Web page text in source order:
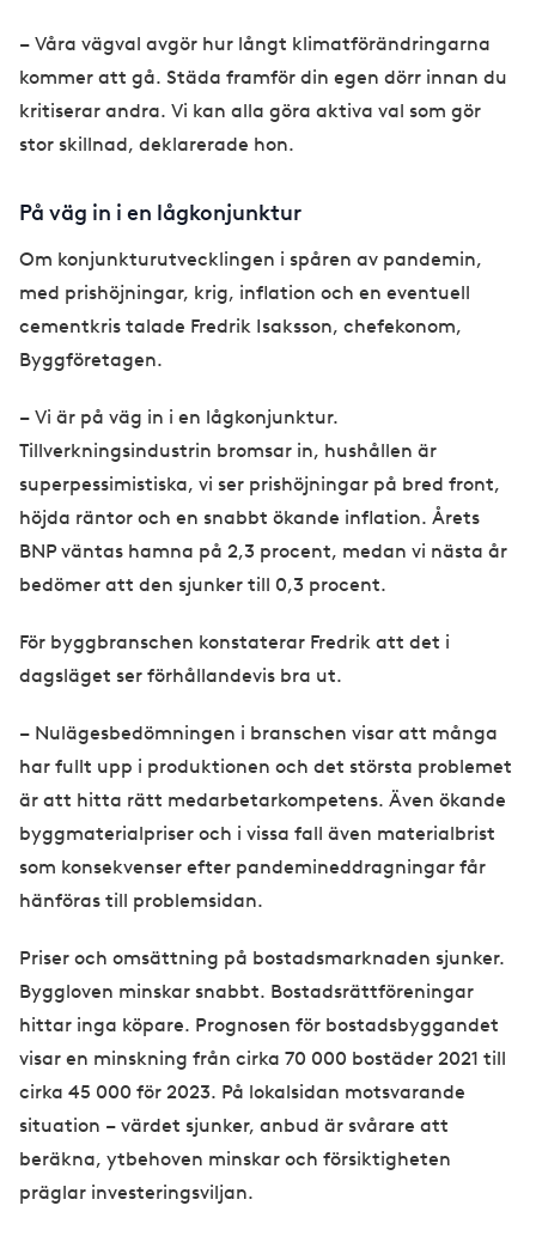
– Våra vägval avgör hur långt klimatförändringarna
kommer att gå. Städa framför din egen dörr innan du
kritiserar andra. Vi kan alla göra aktiva val som gör
stor skillnad, deklarerade hon.
På väg in i en lågkonjunktur
Om konjunkturutvecklingen i spåren av pandemin,
med prishöjningar, krig, inflation och en eventuell
cementkris talade Fredrik Isaksson, chefekonom,
Byggföretagen.
– Vi är på väg in i en lågkonjunktur.
Tillverkningsindustrin bromsar in, hushållen är
superpessimistiska, vi ser prishöjningar på bred front,
höjda räntor och en snabbt ökande inflation. Årets
BNP väntas hamna på 2,3 procent, medan vi nästa år
bedömer att den sjunker till 0,3 procent.
För byggbranschen konstaterar Fredrik att det i
dagsläget ser förhållandevis bra ut.
– Nulägesbedömningen i branschen visar att många
har fullt upp i produktionen och det största problemet
är att hitta rätt medarbetarkompetens. Även ökande
byggmaterialpriser och i vissa fall även materialbrist
som konsekvenser efter pandemineddragningar får
hänföras till problemsidan.
Priser och omsättning på bostadsmarknaden sjunker.
Byggloven minskar snabbt. Bostadsrättföreningar
hittar inga köpare. Prognosen för bostadsbyggandet
visar en minskning från cirka 70 000 bostäder 2021 till
cirka 45 000 för 2023. På lokalsidan motsvarande
situation – värdet sjunker, anbud är svårare att
beräkna, ytbehoven minskar och försiktigheten
präglar investeringsviljan.